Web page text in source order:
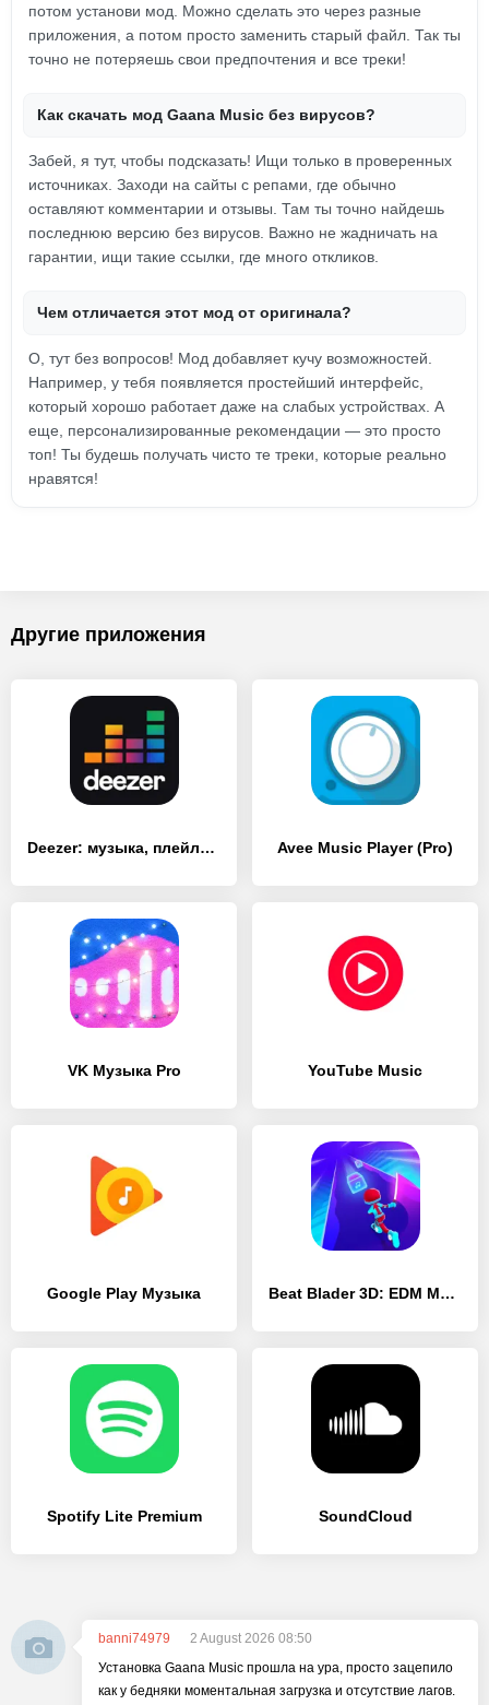
потом установи мод. Можно сделать это через разные
приложения, а потом просто заменить старый файл. Так ты
точно не потеряешь свои предпочтения и все треки!
Как скачать мод Gaana Music без вирусов?
Забей, я тут, чтобы подсказать! Ищи только в проверенных
источниках. Заходи на сайты с репами, где обычно
оставляют комментарии и отзывы. Там ты точно найдешь
последнюю версию без вирусов. Важно не жадничать на
гарантии, ищи такие ссылки, где много откликов.
Чем отличается этот мод от оригинала?
О, тут без вопросов! Мод добавляет кучу возможностей.
Например, у тебя появляется простейший интерфейс,
который хорошо работает даже на слабых устройствах. А
еще, персонализированные рекомендации — это просто
топ! Ты будешь получать чисто те треки, которые реально
нравятся!
Другие приложения
Deezer: музыка, плейлисты и подкасты Avee Music Player (Pro)
VK Музыка Pro YouTube Music
Google Play Музыка Beat Blader 3D: EDM Music Race
Spotify Lite Premium SoundCloud
banni74979
2 August 2026 08:50
Установка Gaana Music прошла на ура, просто зацепило
как у бедняки моментальная загрузка и отсутствие лагов.